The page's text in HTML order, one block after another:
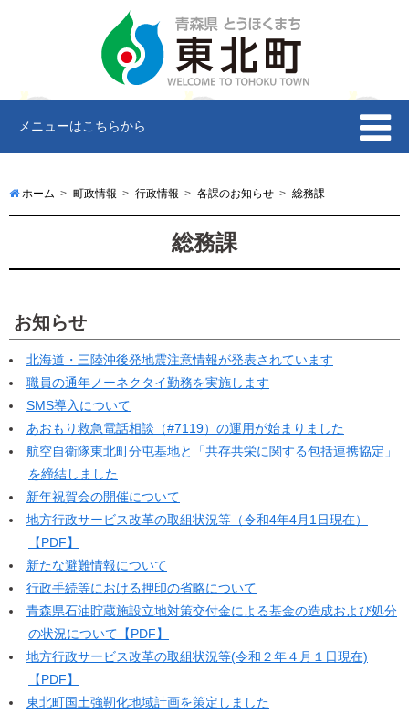
メニューはこちらから
ホーム 町政情報 行政情報 各課のお知らせ 総務課
総務課
お知らせ
北海道・三陸沖後発地震注意情報が発表されています
職員の通年ノーネクタイ勤務を実施します
SMS導入について
あおもり救急電話相談（#7119）の運用が始まりました
航空自衛隊東北町分屯基地と「共存共栄に関する包括連携協定」
を締結しました
新年祝賀会の開催について
地方行政サービス改革の取組状況等（令和4年4月1日現在）
【PDF】
新たな避難情報について
行政手続等における押印の省略について
青森県石油貯蔵施設立地対策交付金による基金の造成および処分
の状況について【PDF】
地方行政サービス改革の取組状況等(令和２年４月１日現在)
【PDF】
東北町国土強靭化地域計画を策定しました